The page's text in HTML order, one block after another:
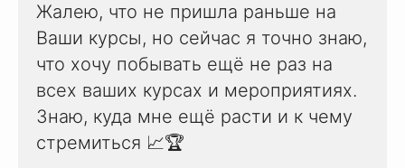
Жалею, что не пришла раньше на
Ваши курсы, но сейчас я точно знаю,
что хочу побывать ещё не раз на
всех ваших курсах и мероприятиях.
Знаю, куда мне ещё расти и к чему
стремиться 📈🏆